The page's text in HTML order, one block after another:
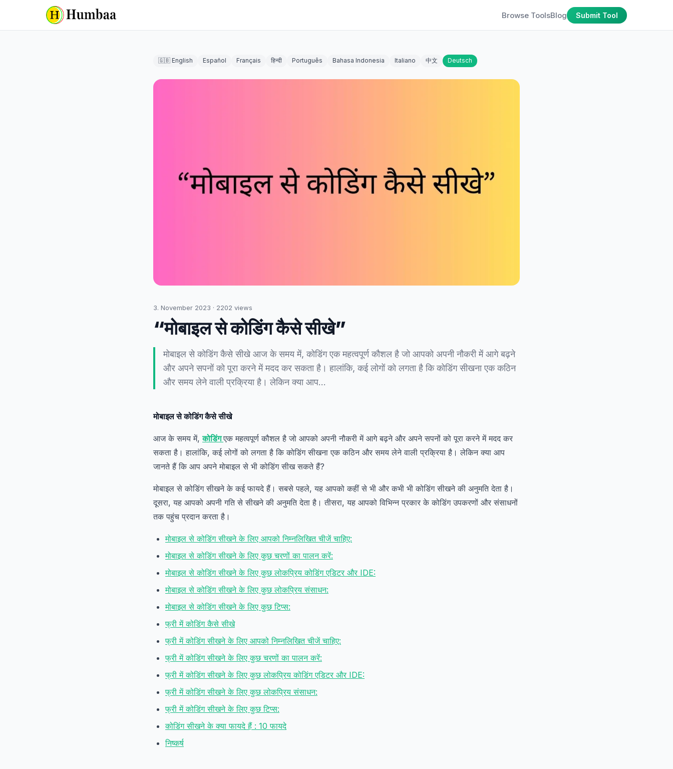
Browse ToolsBlog Submit Tool
🇬🇧 English Español Français हिन्दी Português Bahasa Indonesia Italiano 中文 Deutsch
3. November 2023 · 2202 views
“मोबाइल से कोडिंग कैसे सीखे”
मोबाइल से कोडिंग कैसे सीखे आज के समय में, कोडिंग एक महत्वपूर्ण कौशल है जो आपको अपनी नौकरी में आगे बढ़ने
और अपने सपनों को पूरा करने में मदद कर सकता है। हालांकि, कई लोगों को लगता है कि कोडिंग सीखना एक कठिन
और समय लेने वाली प्रक्रिया है। लेकिन क्या आप…
मोबाइल से कोडिंग कैसे सीखे
आज के समय में,कोडिंगएक महत्वपूर्ण कौशल है जो आपको अपनी नौकरी में आगे बढ़ने और अपने सपनों को पूरा करने में मदद कर
सकता है। हालांकि, कई लोगों को लगता है कि कोडिंग सीखना एक कठिन और समय लेने वाली प्रक्रिया है। लेकिन क्या आप
जानते हैं कि आप अपने मोबाइल से भी कोडिंग सीख सकते हैं?
मोबाइल से कोडिंग सीखने के कई फायदे हैं। सबसे पहले, यह आपको कहीं से भी और कभी भी कोडिंग सीखने की अनुमति देता है।
दूसरा, यह आपको अपनी गति से सीखने की अनुमति देता है। तीसरा, यह आपको विभिन्न प्रकार के कोडिंग उपकरणों और संसाधनों
तक पहुंच प्रदान करता है।
मोबाइल से कोडिंग सीखने के लिए आपको निम्नलिखित चीजें चाहिए:
मोबाइल से कोडिंग सीखने के लिए कुछ चरणों का पालन करें:
मोबाइल से कोडिंग सीखने के लिए कुछ लोकप्रिय कोडिंग एडिटर और IDE:
मोबाइल से कोडिंग सीखने के लिए कुछ लोकप्रिय संसाधन:
मोबाइल से कोडिंग सीखने के लिए कुछ टिप्स:
फ्री में कोडिंग कैसे सीखे
फ्री में कोडिंग सीखने के लिए आपको निम्नलिखित चीजें चाहिए:
फ्री में कोडिंग सीखने के लिए कुछ चरणों का पालन करें:
फ्री में कोडिंग सीखने के लिए कुछ लोकप्रिय कोडिंग एडिटर और IDE:
फ्री में कोडिंग सीखने के लिए कुछ लोकप्रिय संसाधन:
फ्री में कोडिंग सीखने के लिए कुछ टिप्स:
कोडिंग सीखने के क्या फायदे हैं : 10 फायदे
निष्कर्ष